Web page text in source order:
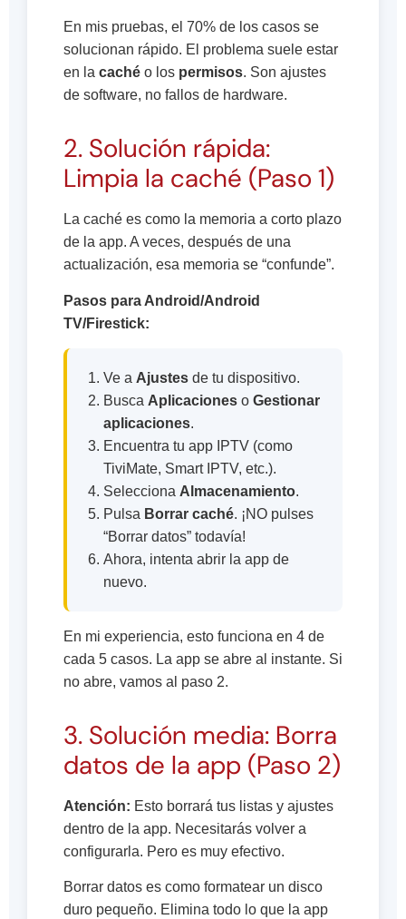
En mis pruebas, el 70% de los casos se
solucionan rápido. El problema suele estar
en la caché o los permisos. Son ajustes
de software, no fallos de hardware.
2. Solución rápida:
Limpia la caché (Paso 1)
La caché es como la memoria a corto plazo
de la app. A veces, después de una
actualización, esa memoria se “confunde”.
Pasos para Android/Android
TV/Firestick:
Ve a Ajustes de tu dispositivo.
Busca Aplicaciones o Gestionar
aplicaciones.
Encuentra tu app IPTV (como
TiviMate, Smart IPTV, etc.).
Selecciona Almacenamiento.
Pulsa Borrar caché. ¡NO pulses
“Borrar datos” todavía!
Ahora, intenta abrir la app de
nuevo.
En mi experiencia, esto funciona en 4 de
cada 5 casos. La app se abre al instante. Si
no abre, vamos al paso 2.
3. Solución media: Borra
datos de la app (Paso 2)
Atención: Esto borrará tus listas y ajustes
dentro de la app. Necesitarás volver a
configurarla. Pero es muy efectivo.
Borrar datos es como formatear un disco
duro pequeño. Elimina todo lo que la app